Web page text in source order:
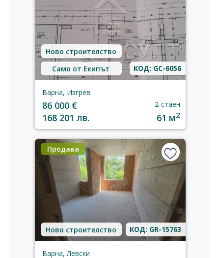
Ново строителство
Само от Екипът
КОД: GC-6056
Варна, Изгрев
86 000 €
168 201 лв.
2-стаен
61 м2
Продава
Ново строителство КОД: GR-15763
Варна, Левски